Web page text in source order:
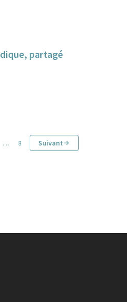
partagé
… 8 Suivant